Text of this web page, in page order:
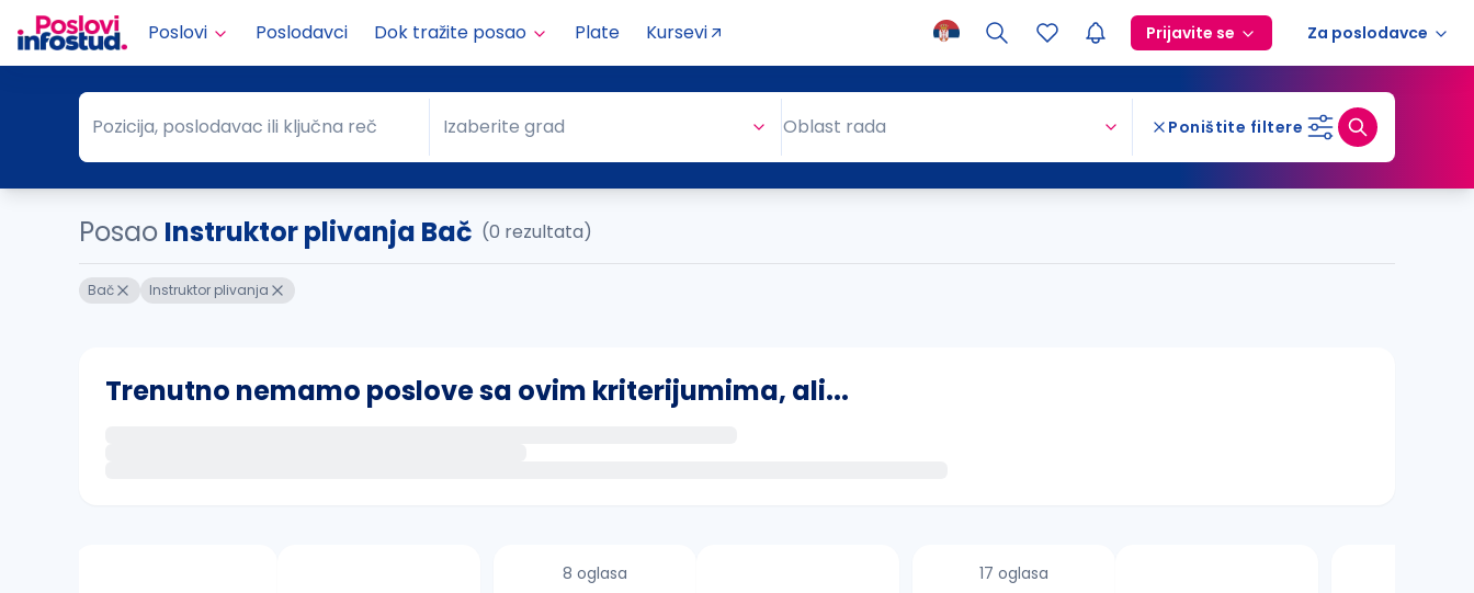
Poslovi Poslodavci Dok tražite posao Plate Kursevi Prijavite se Za poslodavce
Pozicija, poslodavac ili ključna reč
Pozicija, poslodavac ili ključna reč Grad
Izaberite grad Oblast rada Poništite filtere
Posao Instruktor plivanja Bač (0 rezultata)
Bač Instruktor plivanja
Trenutno nemamo poslove sa ovim kriterijumima, ali...
8 oglasa 17 oglasa